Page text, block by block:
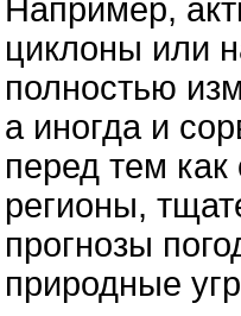
Например,
циклоны или
полностью
а иногда и
перед тем как
регионы,
прогнозы
природные